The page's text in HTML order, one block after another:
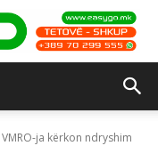
ja kërkon ndryshim